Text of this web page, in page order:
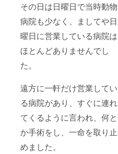
その日は日曜日で当時動物
病院も少なく、ましてや日
曜日に営業している病院は
ほとんどありませんでし
た。
遠方に一軒だけ営業してい
る病院があり、すぐに連れ
てくるように言われ、何と
か手術をし、一命を取り止
めました。